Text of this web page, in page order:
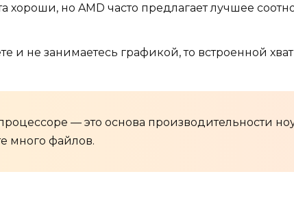
хороши, но AMD часто предлагает лучшее
и не занимаетесь графикой, то встроенной
— это основа производительности
много файлов.